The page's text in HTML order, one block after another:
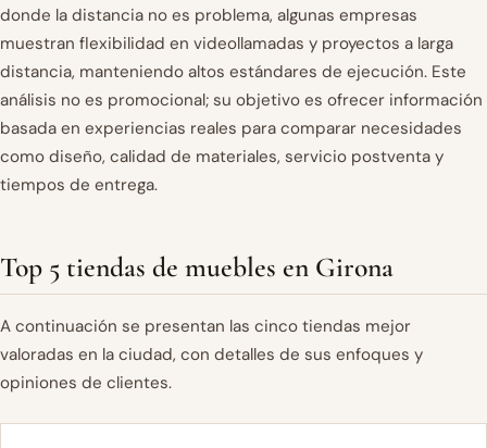
donde la distancia no es problema, algunas empresas
muestran flexibilidad en videollamadas y proyectos a larga
distancia, manteniendo altos estándares de ejecución. Este
análisis no es promocional; su objetivo es ofrecer información
basada en experiencias reales para comparar necesidades
como diseño, calidad de materiales, servicio postventa y
tiempos de entrega.
Top 5 tiendas de muebles en Girona
A continuación se presentan las cinco tiendas mejor
valoradas en la ciudad, con detalles de sus enfoques y
opiniones de clientes.